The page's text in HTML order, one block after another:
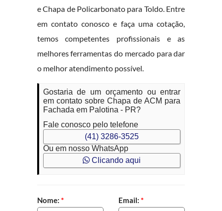
e Chapa de Policarbonato para Toldo. Entre
em contato conosco e faça uma cotação,
temos competentes profissionais e as
melhores ferramentas do mercado para dar
o melhor atendimento possível.
Gostaria de um orçamento ou entrar
em contato sobre Chapa de ACM para
Fachada em Palotina - PR?
Fale conosco pelo telefone
(41) 3286-3525
Ou em nosso WhatsApp
Clicando aqui
Nome: * Email: *